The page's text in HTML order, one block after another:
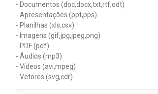
- Documentos (doc,docx,txt,rtf,odt)
- Apresentações (ppt,pps)
- Planilhas (xls,csv)
- Imagens (gif,jpg,jpeg,png)
- PDF (pdf)
- Áudios (mp3)
- Vídeos (avi,mpeg)
- Vetores (svg,cdr)